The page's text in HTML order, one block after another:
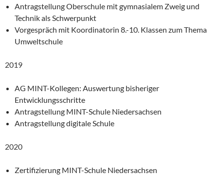
Antragstellung Oberschule mit gymnasialem Zweig und
Technik als Schwerpunkt
Vorgespräch mit Koordinatorin 8.-10. Klassen zum Thema
Umweltschule
2019
AG MINT-Kollegen: Auswertung bisheriger
Entwicklungsschritte
Antragstellung MINT-Schule Niedersachsen
Antragstellung digitale Schule
2020
Zertifizierung MINT-Schule Niedersachsen